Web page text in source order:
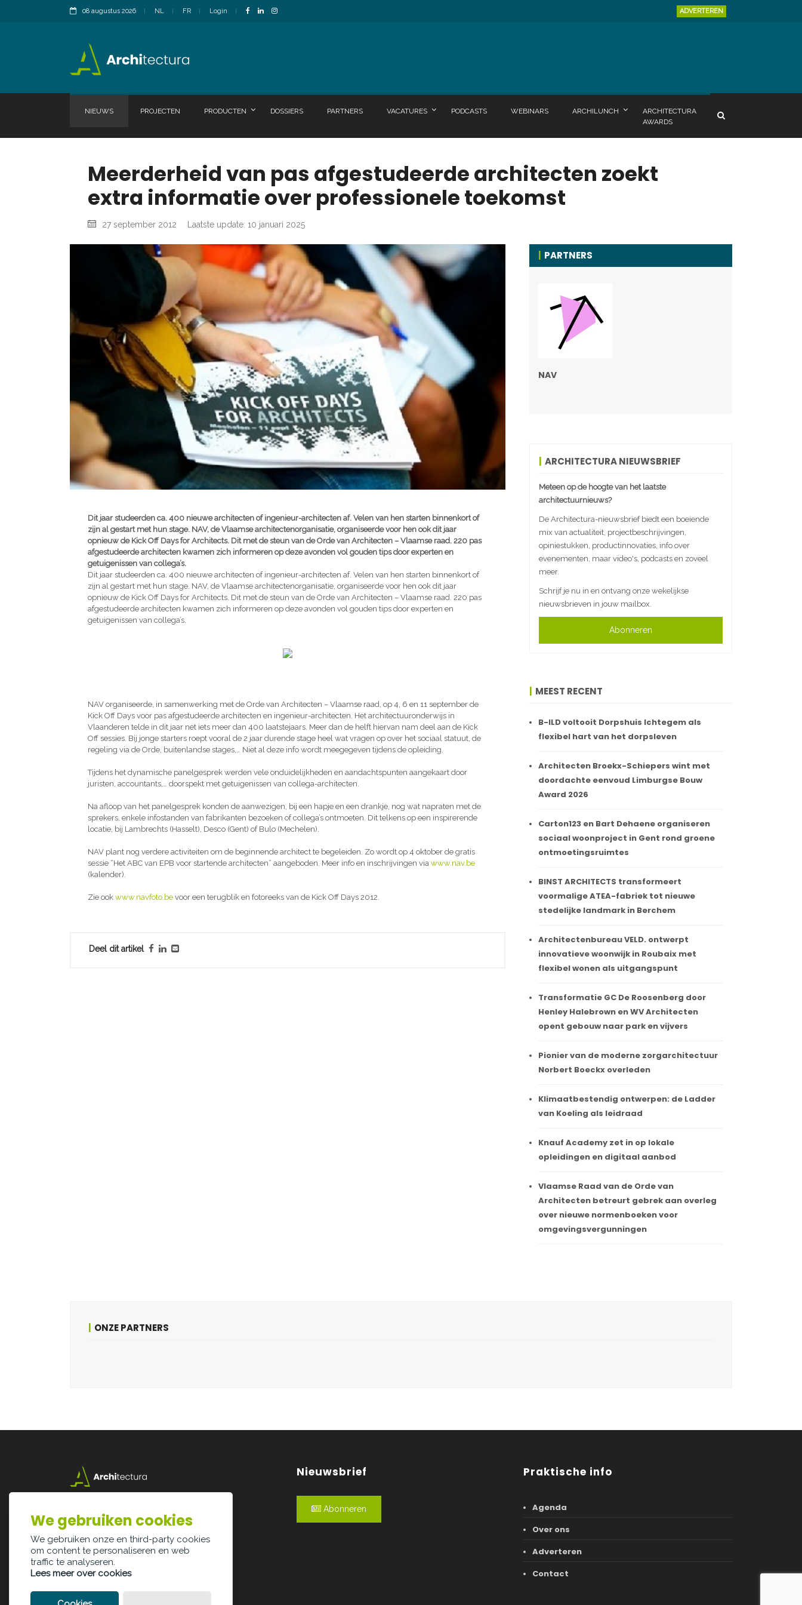
08 augustus 2026 NL FR Login ADVERTEREN
NIEUWS PROJECTEN PRODUCTEN DOSSIERS PARTNERS VACATURES PODCASTS WEBINARS ARCHILUNCH
ARCHITECTURA
AWARDS
Meerderheid van pas afgestudeerde architecten zoekt
extra informatie over professionele toekomst
27 september 2012 Laatste update: 10 januari 2025
Dit jaar studeerden ca. 400 nieuwe architecten of ingenieur-architecten af. Velen van hen starten binnenkort of
zijn al gestart met hun stage. NAV, de Vlaamse architectenorganisatie, organiseerde voor hen ook dit jaar
opnieuw de Kick Off Days for Architects. Dit met de steun van de Orde van Architecten – Vlaamse raad. 220 pas
afgestudeerde architecten kwamen zich informeren op deze avonden vol gouden tips door experten en
getuigenissen van collega’s.
Dit jaar studeerden ca. 400 nieuwe architecten of ingenieur-architecten af. Velen van hen starten binnenkort of
zijn al gestart met hun stage. NAV, de Vlaamse architectenorganisatie, organiseerde voor hen ook dit jaar
opnieuw de Kick Off Days for Architects. Dit met de steun van de Orde van Architecten – Vlaamse raad. 220 pas
afgestudeerde architecten kwamen zich informeren op deze avonden vol gouden tips door experten en
getuigenissen van collega’s.
NAV organiseerde, in samenwerking met de Orde van Architecten – Vlaamse raad, op 4, 6 en 11 september de
Kick Off Days voor pas afgestudeerde architecten en ingenieur-architecten. Het architectuuronderwijs in
Vlaanderen telde in dit jaar net iets meer dan 400 laatstejaars. Meer dan de helft hiervan nam deel aan de Kick
Off sessies. Bij jonge starters roept vooral de 2 jaar durende stage heel wat vragen op over het sociaal statuut, de
regeling via de Orde, buitenlandse stages,… Niet al deze info wordt meegegeven tijdens de opleiding.
Tijdens het dynamische panelgesprek werden vele onduidelijkheden en aandachtspunten aangekaart door
juristen, accountants,… doorspekt met getuigenissen van collega-architecten.
Na afloop van het panelgesprek konden de aanwezigen, bij een hapje en een drankje, nog wat napraten met de
sprekers, enkele infostanden van fabrikanten bezoeken of collega’s ontmoeten. Dit telkens op een inspirerende
locatie, bij Lambrechts (Hasselt), Desco (Gent) of Bulo (Mechelen).
NAV plant nog verdere activiteiten om de beginnende architect te begeleiden. Zo wordt op 4 oktober de gratis
sessie “Het ABC van EPB voor startende architecten” aangeboden. Meer info en inschrijvingen via www.nav.be
(kalender).
Zie ook www.navfoto.be voor een terugblik en fotoreeks van de Kick Off Days 2012.
Deel dit artikel
PARTNERS
NAV
ARCHITECTURA NIEUWSBRIEF
Meteen op de hoogte van het laatste
architectuurnieuws?
De Architectura-nieuwsbrief biedt een boeiende
mix van actualiteit, projectbeschrijvingen,
opiniestukken, productinnovaties, info over
evenementen, maar video's, podcasts en zoveel
meer.
Schrijf je nu in en ontvang onze wekelijkse
nieuwsbrieven in jouw mailbox.
Abonneren
MEEST RECENT
B-ILD voltooit Dorpshuis Ichtegem als
flexibel hart van het dorpsleven
Architecten Broekx-Schiepers wint met
doordachte eenvoud Limburgse Bouw
Award 2026
Carton123 en Bart Dehaene organiseren
sociaal woonproject in Gent rond groene
ontmoetingsruimtes
BINST ARCHITECTS transformeert
voormalige ATEA-fabriek tot nieuwe
stedelijke landmark in Berchem
Architectenbureau VELD. ontwerpt
innovatieve woonwijk in Roubaix met
flexibel wonen als uitgangspunt
Transformatie GC De Roosenberg door
Henley Halebrown en WV Architecten
opent gebouw naar park en vijvers
Pionier van de moderne zorgarchitectuur
Norbert Boeckx overleden
Klimaatbestendig ontwerpen: de Ladder
van Koeling als leidraad
Knauf Academy zet in op lokale
opleidingen en digitaal aanbod
Vlaamse Raad van de Orde van
Architecten betreurt gebrek aan overleg
over nieuwe normenboeken voor
omgevingsvergunningen
ONZE PARTNERS
3500 Hasselt
info@architectura.be
Nieuwsbrief
Abonneren
Praktische info
Agenda
Over ons
Adverteren
Contact
We gebruiken cookies
We gebruiken onze en third-party cookies
om content te personaliseren en web
traffic te analyseren.
Lees meer over cookies